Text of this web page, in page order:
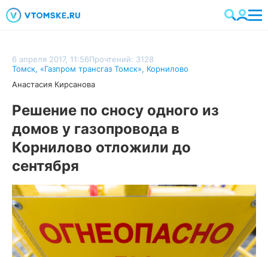
6 апреля 2017, 11:56Прочтений: 3128
Томск, «Газпром трансгаз Томск», Корнилово
Анастасия Кирсанова
Решение по сносу одного из
домов у газопровода в
Корнилово отложили до
сентября